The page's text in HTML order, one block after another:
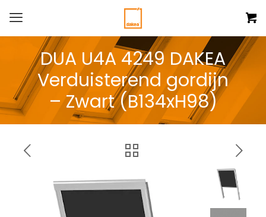
DUA U4A 4249 DAKEA
Verduisterend gordijn
– Zwart (B134xH98)